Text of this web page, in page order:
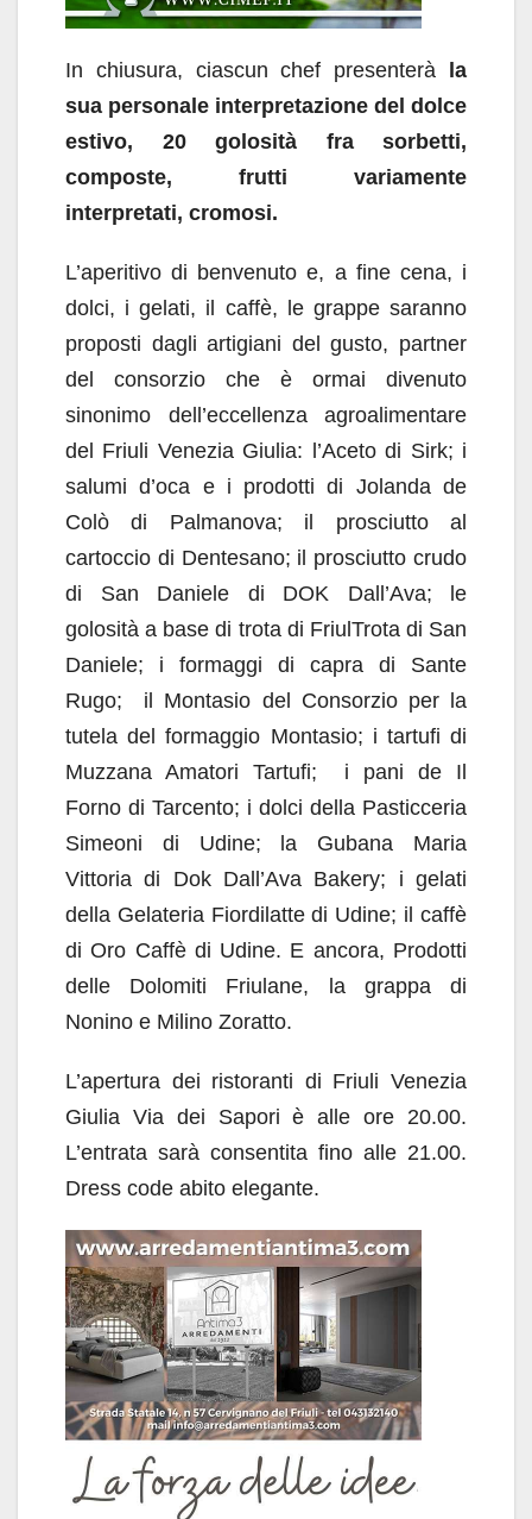
In chiusura, ciascun chef presenterà la
sua personale interpretazione del dolce
estivo, 20 golosità fra sorbetti,
composte, frutti variamente
interpretati, cromosi.
L’aperitivo di benvenuto e, a fine cena, i
dolci, i gelati, il caffè, le grappe saranno
proposti dagli artigiani del gusto, partner
del consorzio che è ormai divenuto
sinonimo dell’eccellenza agroalimentare
del Friuli Venezia Giulia: l’Aceto di Sirk; i
salumi d’oca e i prodotti di Jolanda de
Colò di Palmanova; il prosciutto al
cartoccio di Dentesano; il prosciutto crudo
di San Daniele di DOK Dall’Ava; le
golosità a base di trota di FriulTrota di San
Daniele; i formaggi di capra di Sante
Rugo; il Montasio del Consorzio per la
tutela del formaggio Montasio; i tartufi di
Muzzana Amatori Tartufi; i pani de Il
Forno di Tarcento; i dolci della Pasticceria
Simeoni di Udine; la Gubana Maria
Vittoria di Dok Dall’Ava Bakery; i gelati
della Gelateria Fiordilatte di Udine; il caffè
di Oro Caffè di Udine. E ancora, Prodotti
delle Dolomiti Friulane, la grappa di
Nonino e Milino Zoratto.
L’apertura dei ristoranti di Friuli Venezia
Giulia Via dei Sapori è alle ore 20.00.
L’entrata sarà consentita fino alle 21.00.
Dress code abito elegante.